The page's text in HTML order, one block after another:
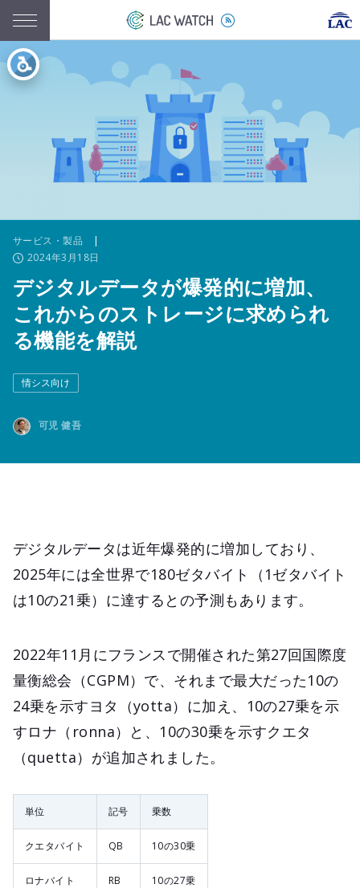
サービス・製品 |
2024年3月18日
デジタルデータが爆発的に増加、
これからのストレージに求められ
る機能を解説
情シス向け
可児 健吾
デジタルデータは近年爆発的に増加しており、
2025年には全世界で180ゼタバイト（1ゼタバイト
は10の21乗）に達するとの予測もあります。
2022年11月にフランスで開催された第27回国際度
量衡総会（CGPM）で、それまで最大だった10の
24乗を示すヨタ（yotta）に加え、10の27乗を示
すロナ（ronna）と、10の30乗を示すクエタ
（quetta）が追加されました。
単位 記号 乗数
クエタバイト QB 10の30乗
ロナバイト RB 10の27乗